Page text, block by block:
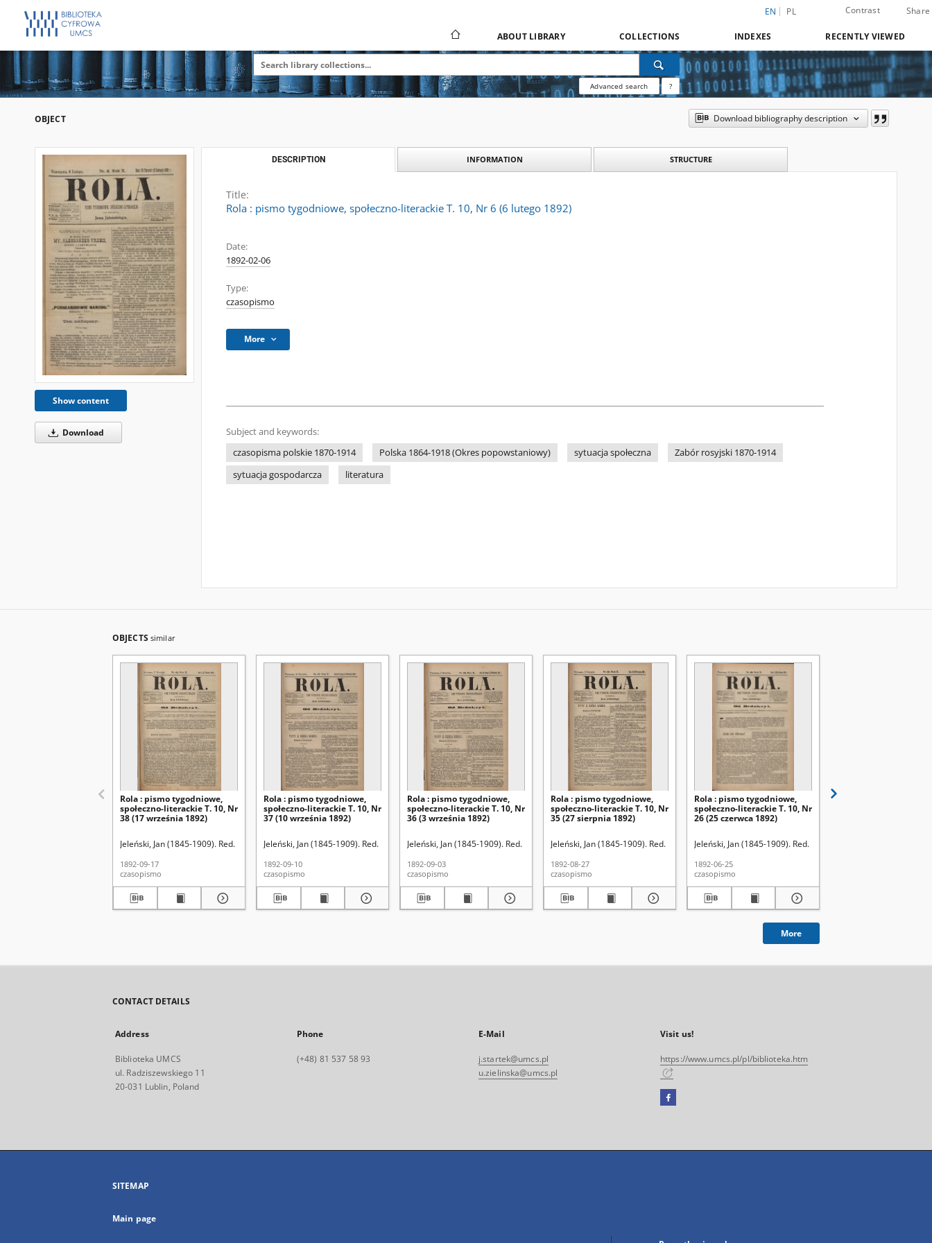
EN PL Contrast Share
ABOUT LIBRARY COLLECTIONS INDEXES RECENTLY VIEWED
Advanced search ?
OBJECT Download bibliography description
Show content
Download
DESCRIPTION INFORMATION STRUCTURE
Title:
Rola : pismo tygodniowe, społeczno-literackie T. 10, Nr 6 (6 lutego 1892)
Date:
1892-02-06
Type:
czasopismo
More
Subject and keywords:
czasopisma polskie 1870-1914
Polska 1864-1918 (Okres popowstaniowy) sytuacja społeczna
Zabór rosyjski 1870-1914
sytuacja gospodarcza
literatura
OBJECTS similar
Rola : pismo tygodniowe,
społeczno-literackie T. 10, Nr
38 (17 września 1892)
Jeleński, Jan (1845-1909). Red.
1892-09-17
czasopismo
Rola : pismo tygodniowe,
społeczno-literackie T. 10, Nr
37 (10 września 1892)
Jeleński, Jan (1845-1909). Red.
1892-09-10
czasopismo
Rola : pismo tygodniowe,
społeczno-literackie T. 10, Nr
36 (3 września 1892)
Jeleński, Jan (1845-1909). Red.
1892-09-03
czasopismo
Rola : pismo tygodniowe,
społeczno-literackie T. 10, Nr
35 (27 sierpnia 1892)
Jeleński, Jan (1845-1909). Red.
1892-08-27
czasopismo
Rola : pismo tygodniowe,
społeczno-literackie T. 10, Nr
26 (25 czerwca 1892)
Jeleński, Jan (1845-1909). Red.
1892-06-25
czasopismo
More
CONTACT DETAILS
Address
Biblioteka UMCS
ul. Radziszewskiego 11
20-031 Lublin, Poland
Phone
(+48) 81 537 58 93
E-Mail
j.startek@umcs.pl
u.zielinska@umcs.pl
Visit us!
https://www.umcs.pl/pl/biblioteka.htm
Facebook
open
SITEMAP
Main page